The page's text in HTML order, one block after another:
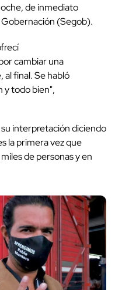
de inmediato
Gobernación (Segob).
cambiar una
al final. Se habló
y todo bien",
interpretación diciendo
la primera vez que
de personas y en